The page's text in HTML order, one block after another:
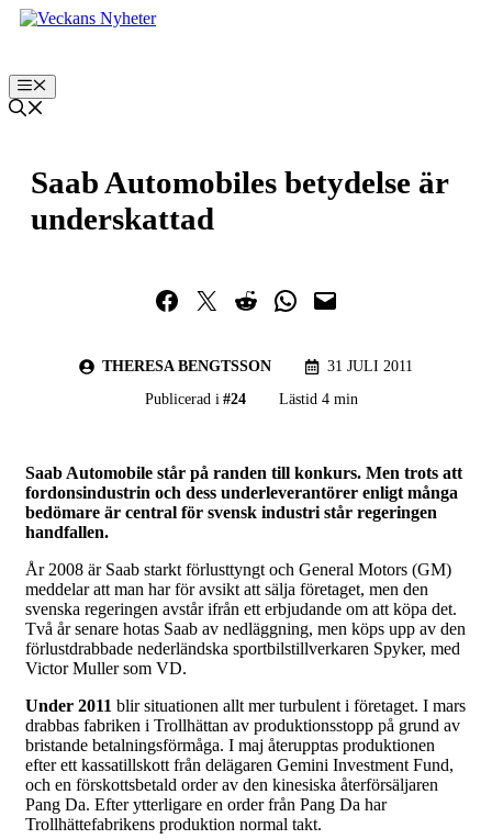
Hoppa
Meny
Saab Automobiles betydelse är
underskattad
Dela på Facebook
Dela på TwitterDela på RedditDela i WhatsApp
Maila en länk
THERESA BENGTSSON
31 JULI 2011
Publicerad i #24 Lästid 4 min
Saab Automobile står på randen till konkurs. Men trots att
fordonsindustrin och dess underleverantörer enligt många
bedömare är central för svensk industri står regeringen
handfallen.
År 2008 är Saab starkt förlusttyngt och General Motors (GM)
meddelar att man har för avsikt att sälja företaget, men den
svenska regeringen avstår ifrån ett erbjudande om att köpa det.
Två år senare hotas Saab av nedläggning, men köps upp av den
förlustdrabbade nederländska sportbilstillverkaren Spyker, med
Victor Muller som VD.
Under 2011 blir situationen allt mer turbulent i företaget. I mars
drabbas fabriken i Trollhättan av produktionsstopp på grund av
bristande betalningsförmåga. I maj återupptas produktionen
efter ett kassatillskott från delägaren Gemini Investment Fund,
och en förskottsbetald order av den kinesiska återförsäljaren
Pang Da. Efter ytterligare en order från Pang Da har
Trollhättefabrikens produktion normal takt.